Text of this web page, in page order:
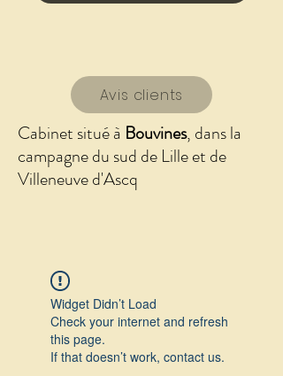
Avis clients
Cabinet situé à Bouvines, dans la
campagne du sud de Lille et de
Villeneuve d'Ascq
Widget Didn’t Load
Check your internet and refresh
this page.
If that doesn’t work, contact us.